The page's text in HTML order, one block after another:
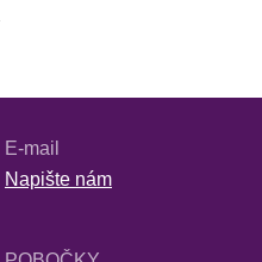
E-mail
Napište nám